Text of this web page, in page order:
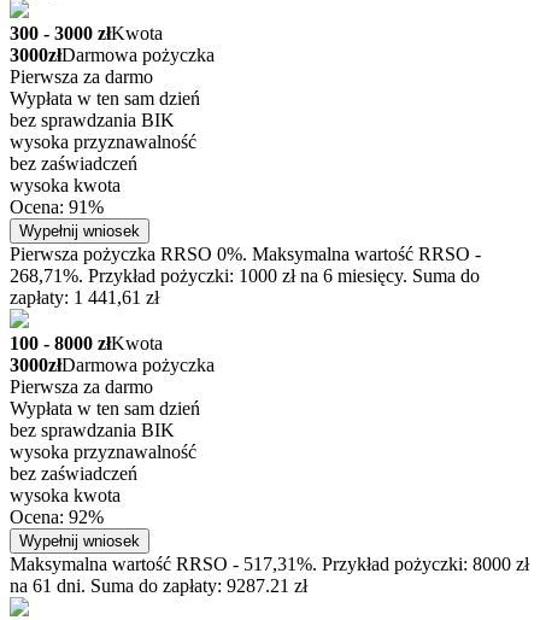
300 - 3000 złKwota
3000złDarmowa pożyczka
Pierwsza za darmo
Wypłata w ten sam dzień
bez sprawdzania BIK
wysoka przyznawalność
bez zaświadczeń
wysoka kwota
Ocena: 91%
Wypełnij wniosek
Pierwsza pożyczka RRSO 0%. Maksymalna wartość RRSO -
268,71%. Przykład pożyczki: 1000 zł na 6 miesięcy. Suma do
zapłaty: 1 441,61 zł
100 - 8000 złKwota
3000złDarmowa pożyczka
Pierwsza za darmo
Wypłata w ten sam dzień
bez sprawdzania BIK
wysoka przyznawalność
bez zaświadczeń
wysoka kwota
Ocena: 92%
Wypełnij wniosek
Maksymalna wartość RRSO - 517,31%. Przykład pożyczki: 8000 zł
na 61 dni. Suma do zapłaty: 9287.21 zł